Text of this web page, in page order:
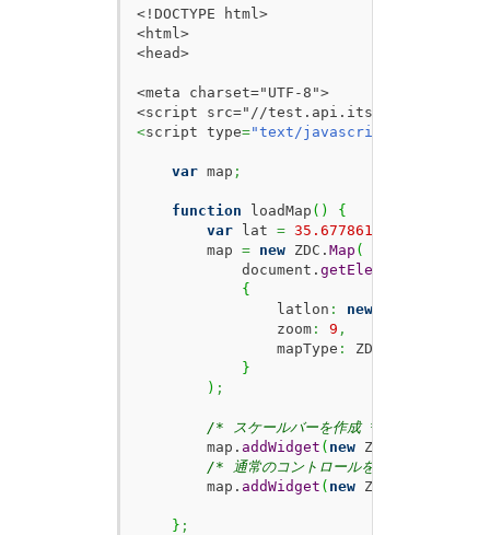
<!DOCTYPE html>
<html>
<head>
<meta charset="UTF-8">
<script type="text/javascript"
var map ;
function loadMap ( )
{
var lat = 35.6778614
        map
= new ZDC. Map (
            document.
getElementById
{
                latlon
: new
                zoom
: 9 ,
                mapType
: ZDC.
}
) ;
/* スケールバーを作成 */
        map.
addWidget ( new ZDC.
/* 通常のコントロールを表示 */
        map.
addWidget ( new ZDC.
} ;